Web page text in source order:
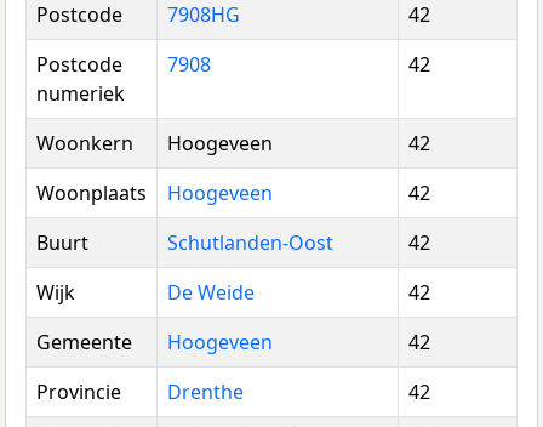
Postcode
7908HG
42
Postcode
numeriek
7908 42
Woonkern Hoogeveen
42
Woonplaats
Hoogeveen
42
Buurt
Schutlanden-Oost
42
Wijk
De Weide
42
Gemeente
Hoogeveen
42
Provincie
Drenthe
42